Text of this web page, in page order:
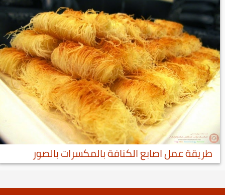
طريقة عمل اصابع الكنافة بالمكسرات بالصور